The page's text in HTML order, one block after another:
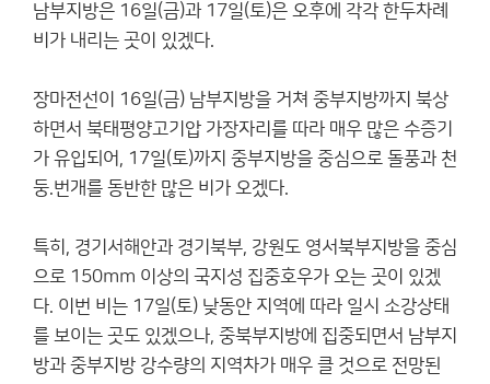
남부지방은 16일(금)과 17일(토)은 오후에 각각 한두차례
비가 내리는 곳이 있겠다.
장마전선이 16일(금) 남부지방을 거쳐 중부지방까지 북상
하면서 북태평양고기압 가장자리를 따라 매우 많은 수증기
가 유입되어, 17일(토)까지 중부지방을 중심으로 돌풍과 천
둥.번개를 동반한 많은 비가 오겠다.
특히, 경기서해안과 경기북부, 강원도 영서북부지방을 중심
으로 150mm 이상의 국지성 집중호우가 오는 곳이 있겠
다. 이번 비는 17일(토) 낮동안 지역에 따라 일시 소강상태
를 보이는 곳도 있겠으나, 중북부지방에 집중되면서 남부지
방과 중부지방 강수량의 지역차가 매우 클 것으로 전망된